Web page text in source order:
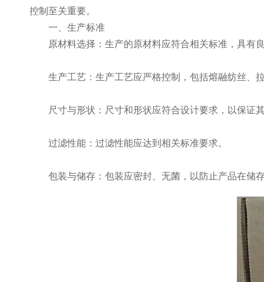
控制至关重要。
一、生产标准
原材料选择：生产的原材料应符合相关标准，具有
生产工艺：生产工艺应严格控制，包括熔融纺丝、
尺寸与形状：尺寸和形状应符合设计要求，以保证
过滤性能：过滤性能应达到相关标准要求。
包装与储存：包装应密封、无菌，以防止产品在储存